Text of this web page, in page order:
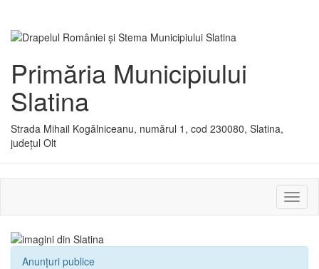
Primăria Municipiului
Slatina
Strada Mihail Kogălniceanu, numărul 1, cod 230080, Slatina,
județul Olt
sau
Anunțuri publice